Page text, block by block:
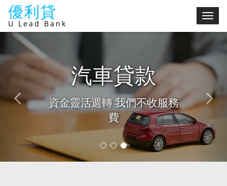
切
選
單
優利貸
U Lead Bank
債務整合
最佳理債策略 減輕財務壓力
房屋貸款
不限屋齡坪數 信用瑕疵可協
助
汽車貸款
資金靈活週轉 我們不收服務
費
1 2 3